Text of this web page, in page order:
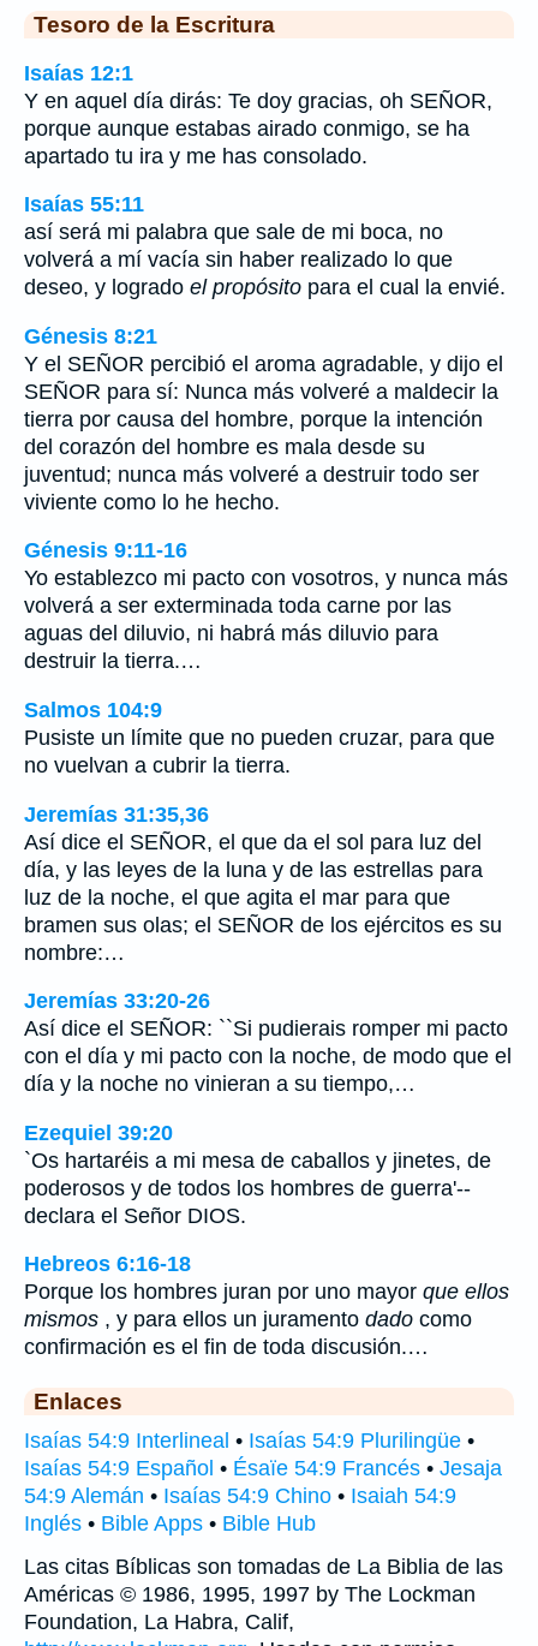
Tesoro de la Escritura
Isaías 12:1
Y en aquel día dirás: Te doy gracias, oh SEÑOR,
porque aunque estabas airado conmigo, se ha
apartado tu ira y me has consolado.
Isaías 55:11
así será mi palabra que sale de mi boca, no
volverá a mí vacía sin haber realizado lo que
deseo, y logrado el propósito para el cual la envié.
Génesis 8:21
Y el SEÑOR percibió el aroma agradable, y dijo el
SEÑOR para sí: Nunca más volveré a maldecir la
tierra por causa del hombre, porque la intención
del corazón del hombre es mala desde su
juventud; nunca más volveré a destruir todo ser
viviente como lo he hecho.
Génesis 9:11-16
Yo establezco mi pacto con vosotros, y nunca más
volverá a ser exterminada toda carne por las
aguas del diluvio, ni habrá más diluvio para
destruir la tierra.…
Salmos 104:9
Pusiste un límite que no pueden cruzar, para que
no vuelvan a cubrir la tierra.
Jeremías 31:35,36
Así dice el SEÑOR, el que da el sol para luz del
día, y las leyes de la luna y de las estrellas para
luz de la noche, el que agita el mar para que
bramen sus olas; el SEÑOR de los ejércitos es su
nombre:…
Jeremías 33:20-26
Así dice el SEÑOR: ``Si pudierais romper mi pacto
con el día y mi pacto con la noche, de modo que el
día y la noche no vinieran a su tiempo,…
Ezequiel 39:20
`Os hartaréis a mi mesa de caballos y jinetes, de
poderosos y de todos los hombres de guerra'--
declara el Señor DIOS.
Hebreos 6:16-18
Porque los hombres juran por uno mayor que ellos
mismos , y para ellos un juramento dado como
confirmación es el fin de toda discusión.…
Enlaces
Isaías 54:9 Interlineal • Isaías 54:9 Plurilingüe •
Isaías 54:9 Español • Ésaïe 54:9 Francés • Jesaja
54:9 Alemán • Isaías 54:9 Chino • Isaiah 54:9
Inglés • Bible Apps • Bible Hub
Las citas Bíblicas son tomadas de La Biblia de las
Américas © 1986, 1995, 1997 by The Lockman
Foundation, La Habra, Calif,